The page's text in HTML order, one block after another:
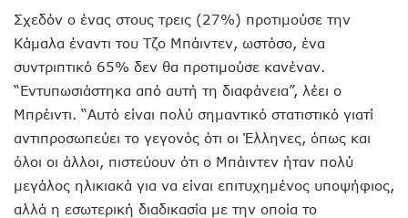
Σχεδόν ο ένας στους τρεις (27%) προτιμούσε την
Κάμαλα έναντι του Τζο Μπάιντεν, ωστόσο, ένα
συντριπτικό 65% δεν θα προτιμούσε κανέναν.
“Εντυπωσιάστηκα από αυτή τη διαφάνεια”, λέει ο
Μπρέιντι. “Αυτό είναι πολύ σημαντικό στατιστικό γιατί
αντιπροσωπεύει το γεγονός ότι οι Έλληνες, όπως και
όλοι οι άλλοι, πιστεύουν ότι ο Μπάιντεν ήταν πολύ
μεγάλος ηλικιακά για να είναι επιτυχημένος υποψήφιος,
αλλά η εσωτερική διαδικασία με την οποία το